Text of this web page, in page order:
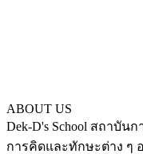
ABOUT US
Dek-D's School สถาบัน
การคิดและทักษะต่าง ๆ